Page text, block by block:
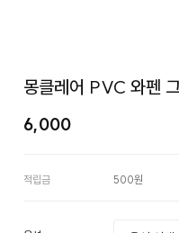
몽클레어 PVC 와펜
6,000
적립금 500원